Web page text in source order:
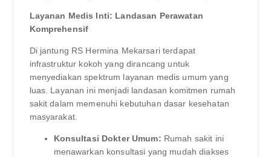
Layanan Medis Inti: Landasan Perawatan
Komprehensif
Di jantung RS Hermina Mekarsari terdapat
infrastruktur kokoh yang dirancang untuk
menyediakan spektrum layanan medis umum yang
luas. Layanan ini menjadi landasan komitmen rumah
sakit dalam memenuhi kebutuhan dasar kesehatan
masyarakat.
Konsultasi Dokter Umum: Rumah sakit ini
menawarkan konsultasi yang mudah diakses